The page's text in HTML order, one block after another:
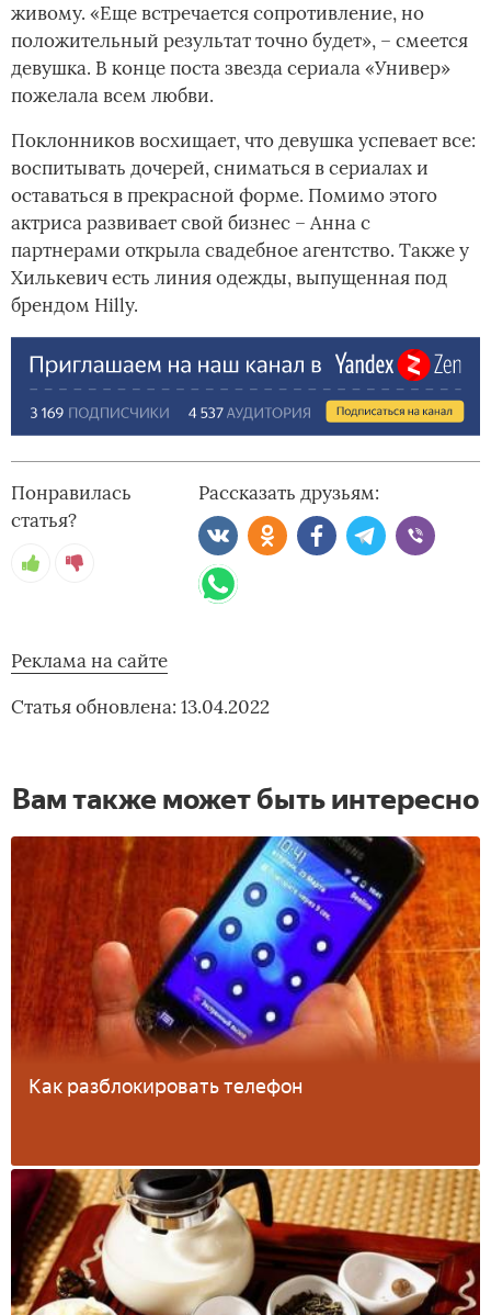
живому. «Еще встречается сопротивление, но
положительный результат точно будет», – смеется
девушка. В конце поста звезда сериала «Универ»
пожелала всем любви.
Поклонников восхищает, что девушка успевает все:
воспитывать дочерей, сниматься в сериалах и
оставаться в прекрасной форме. Помимо этого
актриса развивает свой бизнес – Анна с
партнерами открыла свадебное агентство. Также у
Хилькевич есть линия одежды, выпущенная под
брендом Hilly.
Понравилась
статья?
Рассказать друзьям:
Реклама на сайте
Статья обновлена: 13.04.2022
Вам также может быть интересно
Как разблокировать телефон